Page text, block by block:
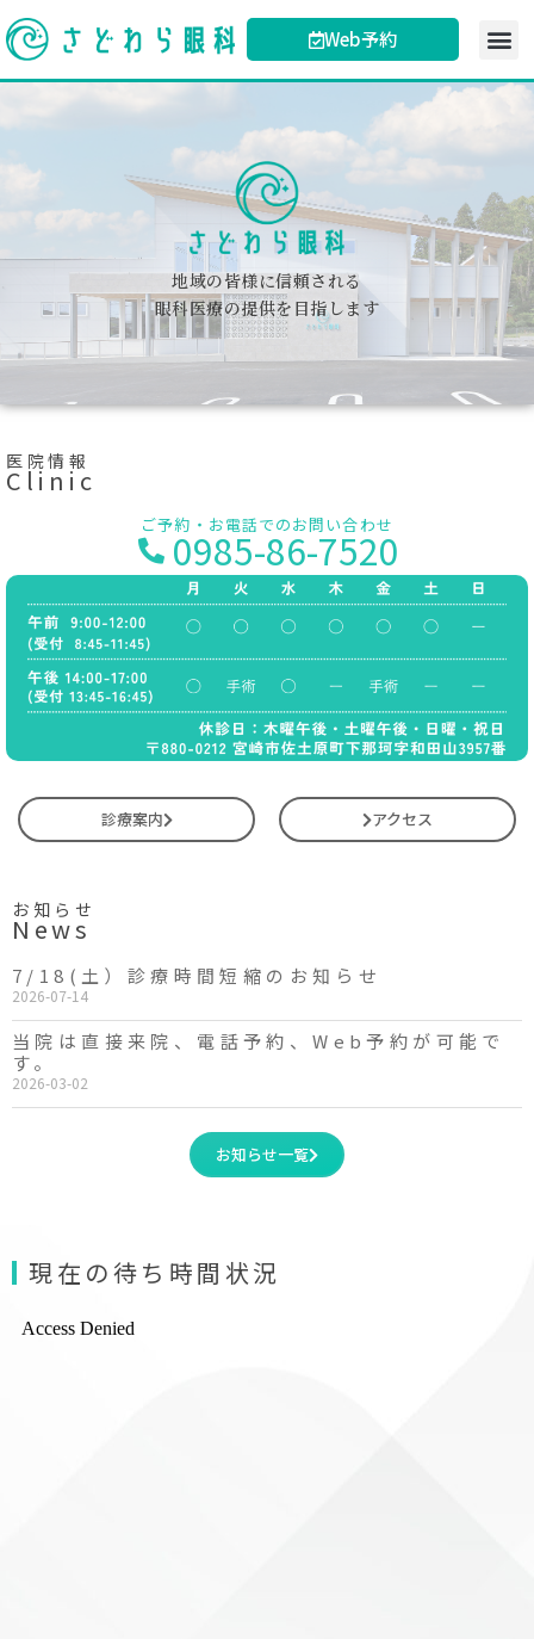
Web予約
地域の皆様に信頼される
眼科医療の提供を目指します
お知らせ
News
7/18(土）診療時間短縮のお知らせ
2026-07-14
当院は直接来院、電話予約、Web予約が可能で
す。
2026-03-02
お知らせ一覧
医院情報
Clinic
ご予約・お電話でのお問い合わせ
0985-86-7520
診療案内 アクセス
現在の待ち時間状況